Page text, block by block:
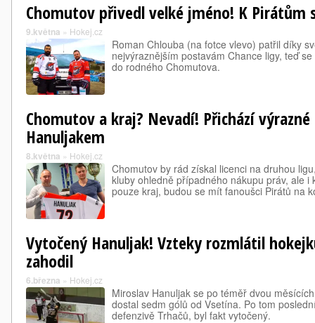
Chomutov přivedl velké jméno! K Pirátům
9.května » Hokej.cz
Roman Chlouba (na fotce vlevo) patřil díky
nejvýraznějším postavám Chance ligy, teď
do rodného Chomutova.
Chomutov a kraj? Nevadí! Přichází
Hanuljakem
8.května » Hokej.cz
Chomutov by rád získal licenci na druhou
kluby ohledně případného nákupu práv, ale i
pouze kraj, budou se mít fanoušci Pirátů na
Vytočený Hanuljak! Vzteky rozmlátil
zahodil
6.března » Hokej.cz
Miroslav Hanuljak se po téměř dvou
dostal sedm gólů od Vsetína. Po tom
defenzivě Trhačů, byl fakt vytočený.